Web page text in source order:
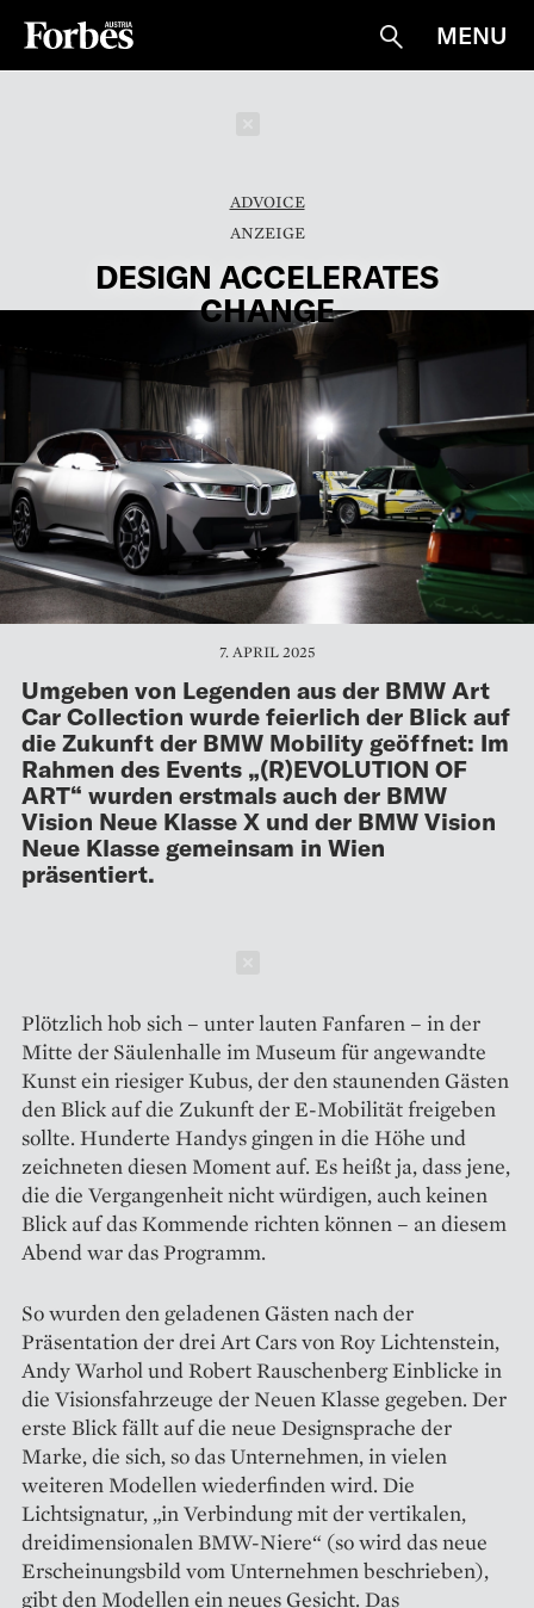
Suche
MENU
ADVOICE
DESIGN ACCELERATES
CHANGE
7. APRIL 2025
Umgeben von Legenden aus der BMW Art
Car Collection wurde feierlich der Blick auf
die Zukunft der BMW Mobility geöffnet: Im
Rahmen des Events „(R)EVOLUTION OF
ART“ wurden erstmals auch der BMW
Vision Neue Klasse X und der BMW Vision
Neue Klasse gemeinsam in Wien
präsentiert.
Plötzlich hob sich – unter lauten Fanfaren – in der
Mitte der Säulenhalle im Museum für angewandte
Kunst ein riesiger Kubus, der den staunenden Gästen
den Blick auf die Zukunft der E-Mobilität freigeben
sollte. Hunderte Handys gingen in die Höhe und
zeichneten diesen Moment auf. Es heißt ja, dass jene,
die die Vergangenheit nicht würdigen, auch keinen
Blick auf das Kommende richten können – an diesem
Abend war das Programm.
So wurden den geladenen ­Gästen nach der
Präsentation der drei Art Cars von Roy Lichtenstein,
Andy Warhol und Robert Rauschenberg Einblicke in
die Visionsfahrzeuge der Neuen Klasse gegeben. Der
erste Blick fällt auf die neue Designsprache der
Marke, die sich, so das Unternehmen, in vielen
weiteren Modellen wiederfinden wird. Die
Lichtsignatur, „in Verbindung mit der vertikalen,
dreidimensionalen BMW-Niere“ (so wird das neue
Erscheinungsbild vom Unternehmen beschrieben),
gibt den Modellen ein neues Gesicht. Das